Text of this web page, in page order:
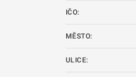
IČO:
MĚSTO:
ULICE: